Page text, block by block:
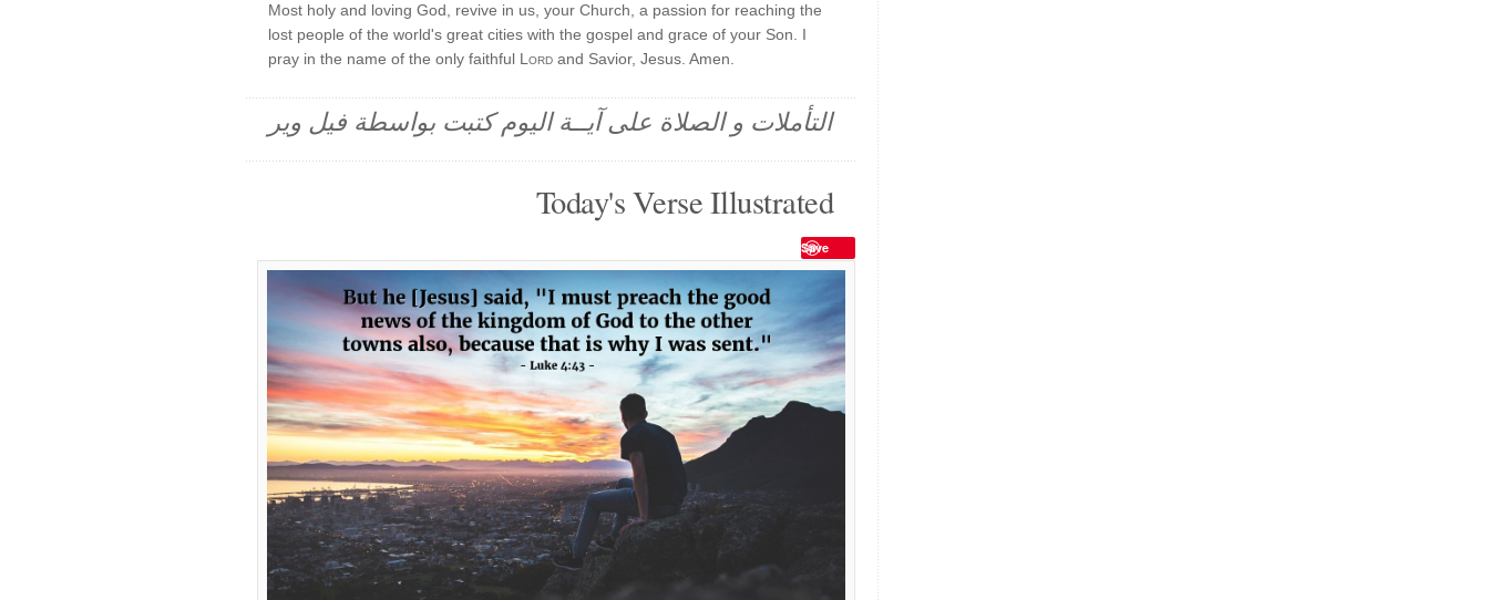
Most holy and loving God, revive in us, your Church, a passion for reaching the
lost people of the world's great cities with the gospel and grace of your Son. I
pray in the name of the only faithful Lord and Savior, Jesus. Amen.
التأملات و الصلاة على آيــة اليوم كتبت بواسطة فيل وير
Today's Verse Illustrated
Save